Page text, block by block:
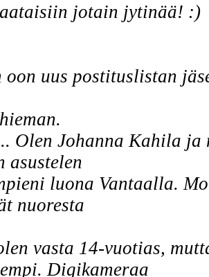
jotain jytinää! :)
uus postituslistan
Olen Johanna Kahila ja
asustelen
luona Vantaalla.
nuoresta
vasta 14-vuotias,
Digikameraa